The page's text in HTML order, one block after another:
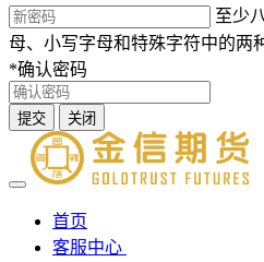
至少
母、小写字母和特殊字符中的两
*确认密码
提交 关闭
首页
客服中心